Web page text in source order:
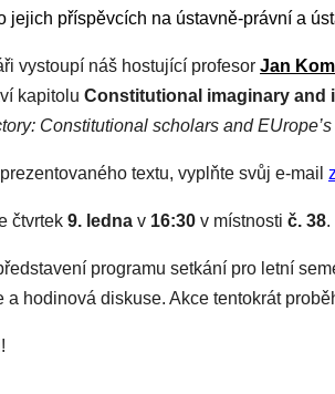
jejich příspěvcích na ústavně-právní a
vystoupí náš hostující profesor Jan
kapitolu Constitutional imaginary and
Constitutional scholars and
textu, vyplňte svůj e-mail
čtvrtek9. lednav 16:30v místnosti č. 38.
programu setkání pro letní
a hodinová diskuse. Akce tentokrát